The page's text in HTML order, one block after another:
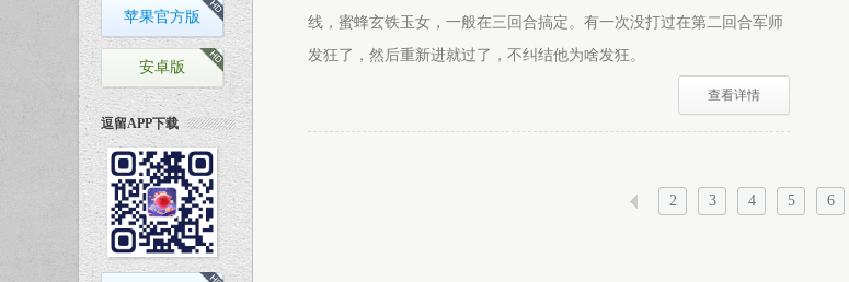
苹果官方版
安卓版
逗留APP下载
线，蜜蜂玄铁玉女，一般在三回合搞定。有一次没打过在第二回合军师
发狂了，然后重新进就过了，不纠结他为啥发狂。
查看详情
2 3 4 5 6